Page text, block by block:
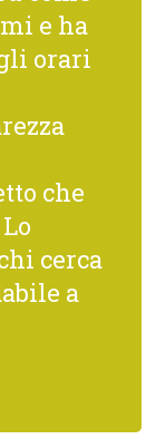
e ha
orari
che
cerca
a